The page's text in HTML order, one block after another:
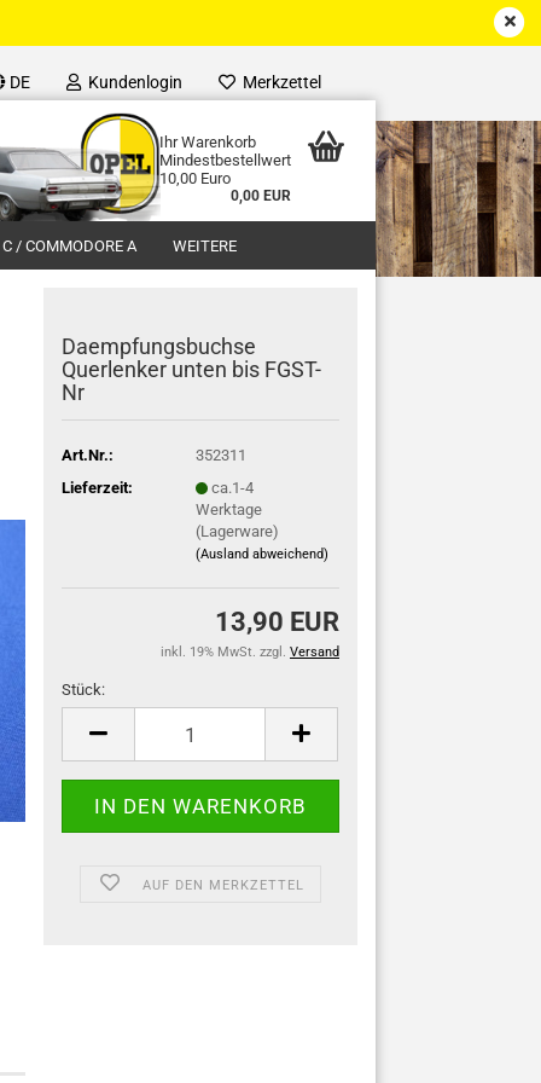
DE Kundenlogin Merkzettel
Ihr Warenkorb
Mindestbestellwert
10,00 Euro
0,00 EUR
C / COMMODORE A WEITERE
Daempfungsbuchse
Querlenker unten bis FGST-
Nr
Art.Nr.:
352311
Lieferzeit:
ca.1-4
Werktage
(Lagerware)
(Ausland abweichend)
13,90 EUR
inkl. 19% MwSt. zzgl. Versand
Stück:
Stück
AUF DEN MERKZETTEL